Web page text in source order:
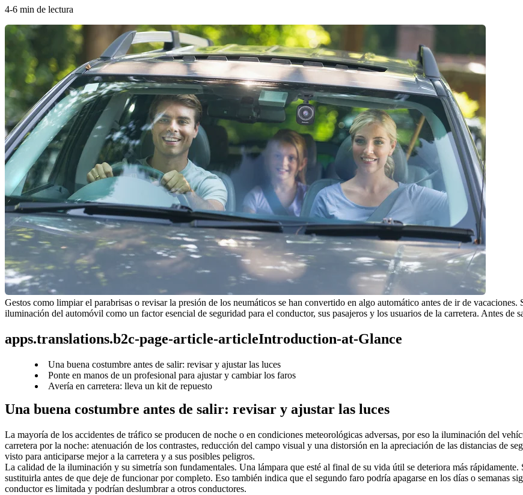
4-6 min de lectura
Gestos como limpiar el parabrisas o revisar la presión de los neumáticos se han convertido en algo automático antes de ir de
iluminación del automóvil como un factor esencial de seguridad para el conductor, sus pasajeros y los usuarios de la carretera. Antes de
apps.translations.b2c-page-article-articleIntroduction-at-Glance
Una buena costumbre antes de salir: revisar y ajustar las luces
Ponte en manos de un profesional para ajustar y cambiar los faros
Avería en carretera: lleva un kit de repuesto
Una buena costumbre antes de salir: revisar y ajustar las luces
La mayoría de los accidentes de tráfico se producen de noche o en condiciones meteorológicas adversas, por eso la iluminación del
carretera por la noche: atenuación de los contrastes, reducción del campo visual y una distorsión en la apreciación de las distancias de
visto para anticiparse mejor a la carretera y a sus posibles peligros.
La calidad de la iluminación y su simetría son fundamentales. Una lámpara que esté al final de su vida útil se deteriora más
sustituirla antes de que deje de funcionar por completo. Eso también indica que el segundo faro podría apagarse en los días o semanas
conductor es limitada y podrían deslumbrar a otros conductores.